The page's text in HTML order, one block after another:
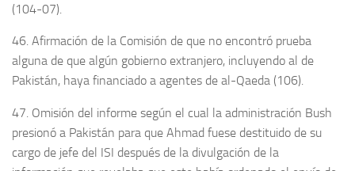
(104-07).
46. Afirmación de la Comisión de que no encontró prueba
alguna de que algún gobierno extranjero, incluyendo al de
Pakistán, haya financiado a agentes de al-Qaeda (106).
47. Omisión del informe según el cual la administración Bush
presionó a Pakistán para que Ahmad fuese destituido de su
cargo de jefe del ISI después de la divulgación de la